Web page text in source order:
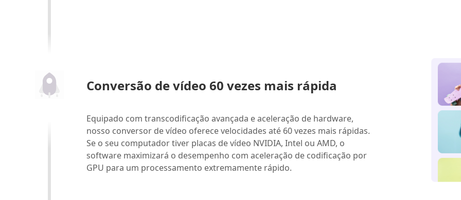
Conversão de vídeo 60 vezes mais rápida
Equipado com transcodificação avançada e aceleração de hardware,
nosso conversor de vídeo oferece velocidades até 60 vezes mais rápidas.
Se o seu computador tiver placas de vídeo NVIDIA, Intel ou AMD, o
software maximizará o desempenho com aceleração de codificação por
GPU para um processamento extremamente rápido.